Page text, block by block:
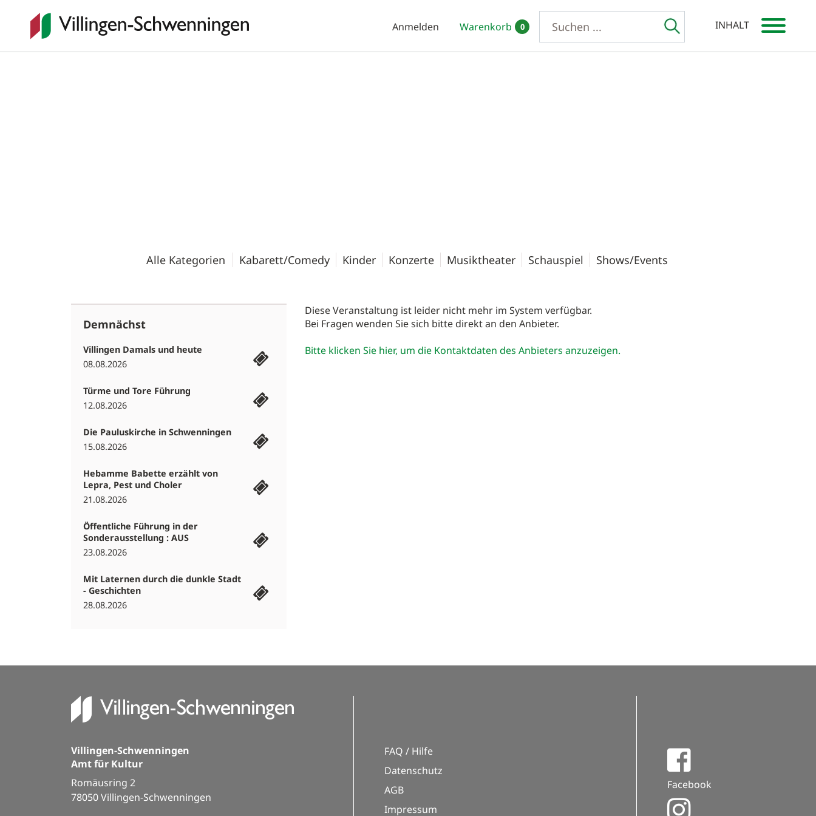
Anmelden Warenkorb 0
Alle Kategorien
Demnächst
Villingen Damals und heute
08.08.2026
Türme und Tore Führung
12.08.2026
Die Pauluskirche in Schwenningen
15.08.2026
Hebamme Babette erzählt von
Lepra, Pest und Choler
21.08.2026
Öffentliche Führung in der
Sonderausstellung : AUS
23.08.2026
Mit Laternen durch die dunkle Stadt
- Geschichten
28.08.2026
Diese Veranstaltung ist leider nicht mehr im System verfügbar.
Bei Fragen wenden Sie sich bitte direkt an den Anbieter.
Bitte klicken Sie hier, um die Kontaktdaten des Anbieters anzuzeigen.
Villingen-Schwenningen
Amt für Kultur
Romäusring 2
78050 Villingen-Schwenningen
FAQ / Hilfe
Datenschutz
AGB
Impressum
Facebook